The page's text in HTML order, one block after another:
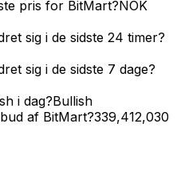
pris for BitMart?NOK
sig i de sidste 24 timer?
sig i de sidste 7 dage?
i dag?Bullish
af BitMart?339,412,030